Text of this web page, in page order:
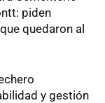
piden
quedaron al
y gestión